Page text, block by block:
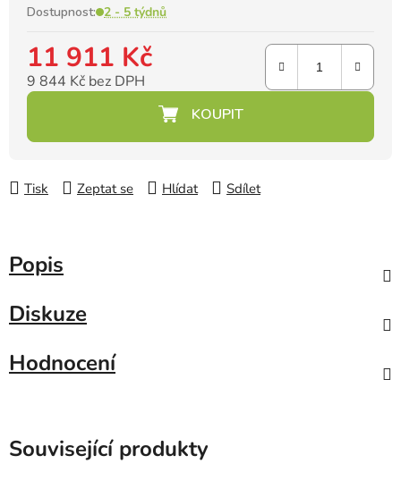
Dostupnost: 2 - 5 týdnů
11 911 Kč
9 844 Kč bez DPH
Tisk Zeptat se Hlídat Sdílet
Popis
Diskuze
Hodnocení
Související produkty